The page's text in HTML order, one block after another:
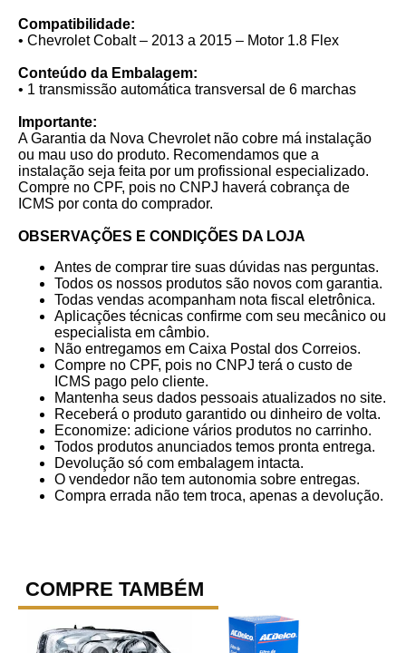
Compatibilidade:
• Chevrolet Cobalt – 2013 a 2015 – Motor 1.8 Flex
Conteúdo da Embalagem:
• 1 transmissão automática transversal de 6 marchas
Importante:
A Garantia da Nova Chevrolet não cobre má instalação
ou mau uso do produto. Recomendamos que a
instalação seja feita por um profissional especializado.
Compre no CPF, pois no CNPJ haverá cobrança de
ICMS por conta do comprador.
OBSERVAÇÕES E CONDIÇÕES DA LOJA
Antes de comprar tire suas dúvidas nas perguntas.
Todos os nossos produtos são novos com garantia.
Todas vendas acompanham nota fiscal eletrônica.
Aplicações técnicas confirme com seu mecânico ou
especialista em câmbio.
Não entregamos em Caixa Postal dos Correios.
Compre no CPF, pois no CNPJ terá o custo de
ICMS pago pelo cliente.
Mantenha seus dados pessoais atualizados no site.
Receberá o produto garantido ou dinheiro de volta.
Economize: adicione vários produtos no carrinho.
Todos produtos anunciados temos pronta entrega.
Devolução só com embalagem intacta.
O vendedor não tem autonomia sobre entregas.
Compra errada não tem troca, apenas a devolução.
COMPRE TAMBÉM